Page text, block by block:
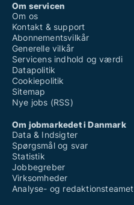
Om servicen
Om os
Kontakt & support
Abonnementsvilkår
Generelle vilkår
Servicens indhold og værdi
Datapolitik
Cookiepolitik
Sitemap
Nye jobs (RSS)
Om jobmarkedet i Danmark
Data & Indsigter
Spørgsmål og svar
Statistik
Jobbegreber
Virksomheder
Analyse- og redaktionsteamet